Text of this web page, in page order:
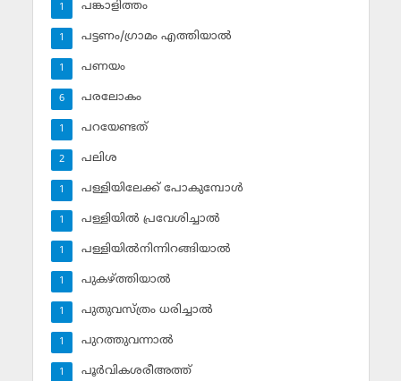
പങ്കാളിത്തം
1
പട്ടണം/ഗ്രാമം എത്തിയാല്‍
1
പണയം
1
പരലോകം
6
പറയേണ്ടത്
1
പലിശ
2
പള്ളിയിലേക്ക് പോകുമ്പോള്‍
1
പള്ളിയില്‍ പ്രവേശിച്ചാല്‍
1
പള്ളിയില്‍നിന്നിറങ്ങിയാല്‍
1
പുകഴ്ത്തിയാല്‍
1
പുതുവസ്ത്രം ധരിച്ചാല്‍
1
പുറത്തുവന്നാല്‍
1
പൂര്‍വികശരീഅത്ത്
1